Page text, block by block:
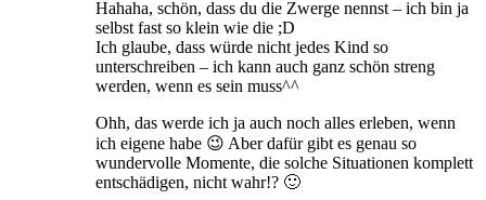
Hahaha, schön, dass du die Zwerge nennst – ich bin ja
selbst fast so klein wie die ;D
Ich glaube, dass würde nicht jedes Kind so
unterschreiben – ich kann auch ganz schön streng
werden, wenn es sein muss^^
Ohh, das werde ich ja auch noch alles erleben, wenn
ich eigene habe 😉 Aber dafür gibt es genau so
wundervolle Momente, die solche Situationen komplett
entschädigen, nicht wahr!? 🙂